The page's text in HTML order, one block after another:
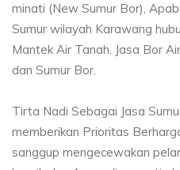
minati (New Sumur Bor),
Sumur wilayah Karawang
Mantek Air Tanah, Jasa Bor
dan Sumur Bor.
Tirta Nadi Sebagai Jasa
memberikan Prioritas
sanggup mengecewakan